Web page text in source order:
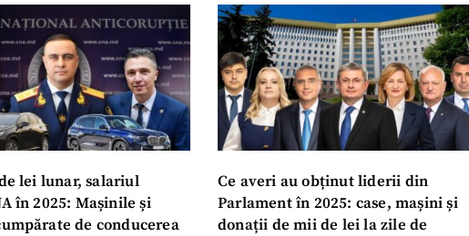
lei lunar, salariul
în 2025: Mașinile și
de conducerea
Ce averi au obținut liderii din
Parlament în 2025: case, mașini și
donații de mii de lei la zile de